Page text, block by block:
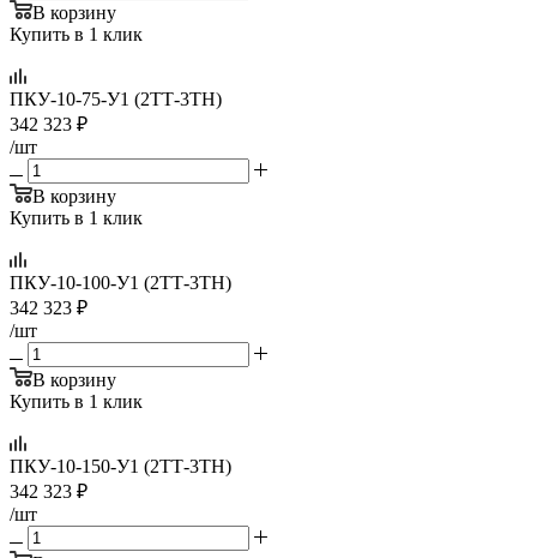
В корзину
Купить в 1 клик
ПКУ-10-75-У1 (2ТТ-3ТН)
342 323 ₽
/шт
В корзину
Купить в 1 клик
ПКУ-10-100-У1 (2ТТ-3ТН)
342 323 ₽
/шт
В корзину
Купить в 1 клик
ПКУ-10-150-У1 (2ТТ-3ТН)
342 323 ₽
/шт